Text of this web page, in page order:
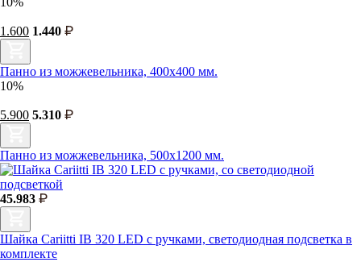
1.600 1.440
Панно из можжевельника, 400х400 мм.
10%
5.900 5.310
Панно из можжевельника, 500х1200 мм.
45.983
Шайка Cariitti IB 320 LED с ручками, светодиодная подсветка в
комплекте